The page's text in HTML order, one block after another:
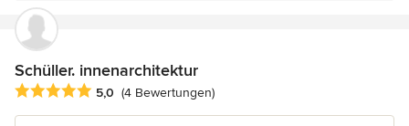
Schüller. innenarchitektur
Durchschnittliche Bewertung: 5 von 5 Sternen
5,0 (4 Bewertungen)